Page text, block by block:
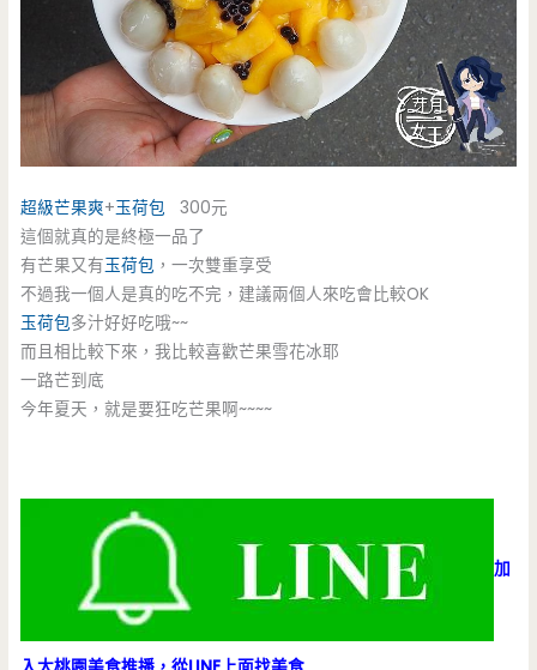
超級芒果爽+玉荷包 300元
這個就真的是終極一品了
有芒果又有玉荷包 ，一次雙重享受
不過我一個人是真的吃不完，建議兩個人來吃會比較OK
玉荷包多汁好好吃哦~~
而且相比較下來，我比較喜歡芒果雪花冰耶
一路芒到底
今年夏天，就是要狂吃芒果啊~~~~
加